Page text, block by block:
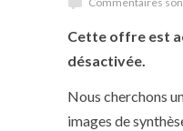
Cette offre est
désactivée.
Nous cherchons
images de